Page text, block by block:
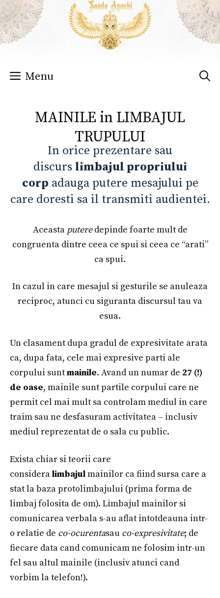
Sari
la
conținut
Menu
MAINILE in LIMBAJUL
TRUPULUI
In orice prezentare sau
discurs limbajul propriului
corp adauga putere mesajului pe
care doresti sa il transmiti audientei.
Aceasta puteredepinde foarte mult de
congruenta dintre ceea ce spui si ceea ce “arati”
ca spui.
In cazul in care mesajul si gesturile se anuleaza
reciproc, atunci cu siguranta discursul tau va
esua.
Un clasament dupa gradul de expresivitate arata
ca, dupa fata, cele mai expresive parti ale
corpului suntmainile. Avand un numar de 27 (!)
de oase, mainile sunt partile corpului care ne
permit cel mai mult sa controlam mediul in care
traim sau ne desfasuram activitatea – inclusiv
mediul reprezentat de o sala cu public.
Exista chiar si teorii care
consideralimbajulmainilor ca fiind sursa care a
stat la baza protolimbajului (prima forma de
limbaj folosita de om). Limbajul mainilor si
comunicarea verbala s-au aflat intotdeauna intr-
o relatie de co-ocurentasau co-expresivitate; de
fiecare data cand comunicam ne folosim intr-un
fel sau altul mainile (inclusiv atunci cand
vorbim la telefon!).